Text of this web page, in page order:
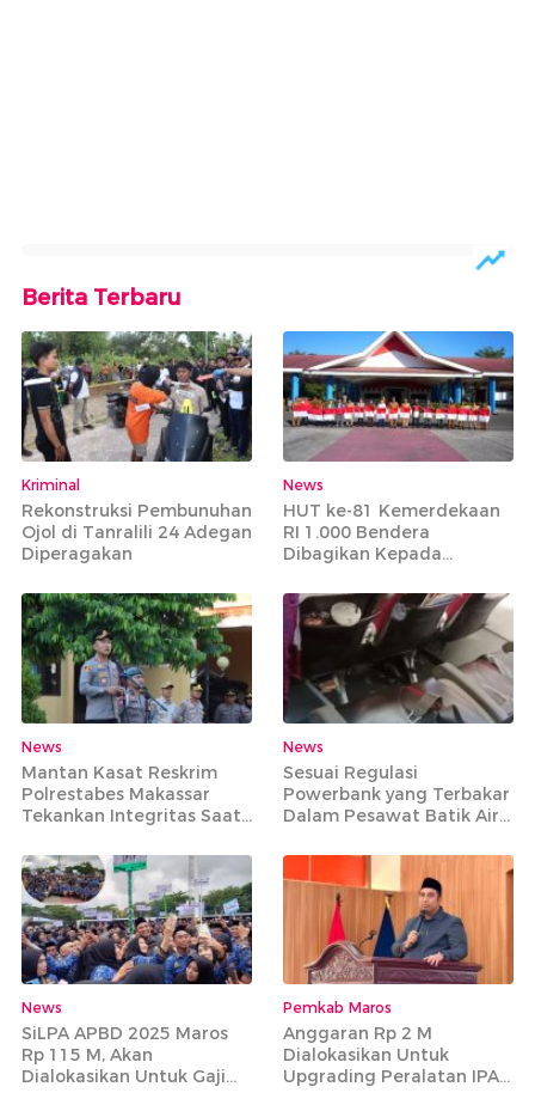
Berita Terbaru
Kriminal
Rekonstruksi Pembunuhan
Ojol di Tanralili 24 Adegan
Diperagakan
News
HUT ke-81 Kemerdekaan
RI 1.000 Bendera
Dibagikan Kepada
News
Mantan Kasat Reskrim
Polrestabes Makassar
Tekankan Integritas Saat
Mapolres Maros
News
Sesuai Regulasi
Powerbank yang Terbakar
Dalam Pesawat Batik Air
Bisa Dibawa
News
SiLPA APBD 2025 Maros
Rp 115 M, Akan
Dialokasikan Untuk Gaji
Pemkab Maros
Anggaran Rp 2 M
Dialokasikan Untuk
Upgrading Peralatan IPA